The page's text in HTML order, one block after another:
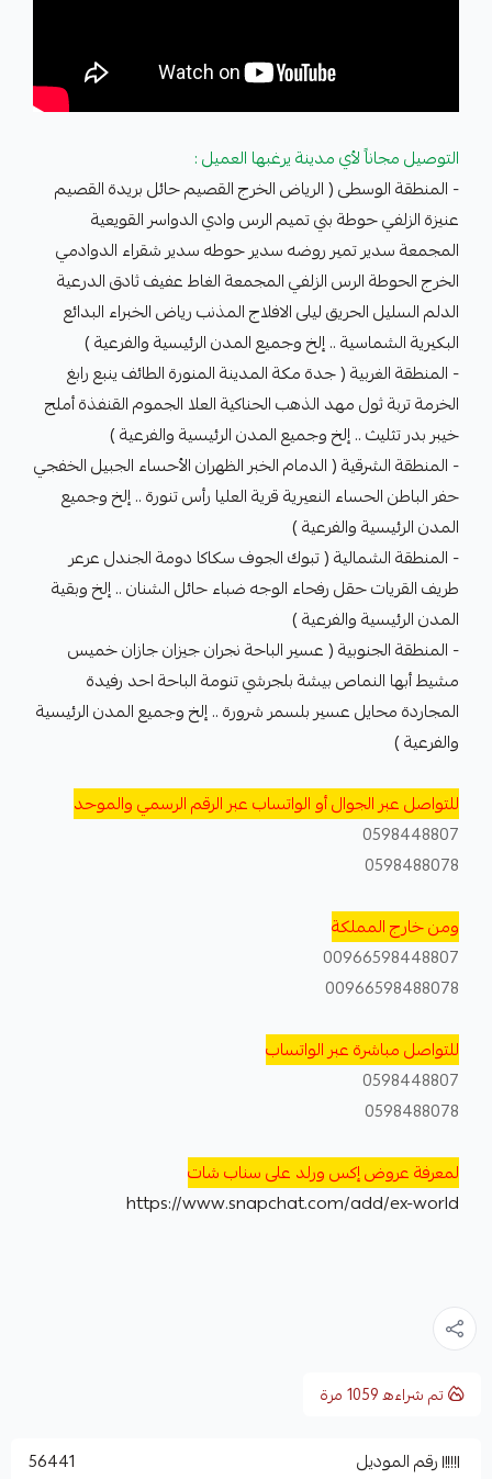
التوصيل مجاناً لأي مدينة يرغبها العميل :
- المنطقة الوسطى ( الرياض الخرج القصيم حائل بريدة القصيم
عنيزة الزلفي حوطة بني تميم الرس وادي الدواسر القويعية
المجمعة سدير تمير روضه سدير حوطه سدير شقراء الدوادمي
الخرج الحوطة الرس الزلفي المجمعة الغاط عفيف ثادق الدرعية
الدلم السليل الحريق ليلى الافلاج المذنب رياض الخبراء البدائع
البكيرية الشماسية .. إلخ وجميع المدن الرئيسية والفرعية )
- المنطقة الغربية ( جدة مكة المدينة المنورة الطائف ينبع رابغ
الخرمة تربة ثول مهد الذهب الحناكية العلا الجموم القنفذة أملج
خيبر بدر تثليث .. إلخ وجميع المدن الرئيسية والفرعية )
- المنطقة الشرقية ( الدمام الخبر الظهران الأحساء الجبيل الخفجي
حفر الباطن الحساء النعيرية قرية العليا رأس تنورة .. إلخ وجميع
المدن الرئيسية والفرعية )
- المنطقة الشمالية ( تبوك الجوف سكاكا دومة الجندل عرعر
طريف القريات حقل رفحاء الوجه ضباء حائل الشنان .. إلخ وبقية
المدن الرئيسية والفرعية )
- المنطقة الجنوبية ( عسير الباحة نجران جيزان جازان خميس
مشيط أبها النماص بيشة بلجرشي تنومة الباحة احد رفيدة
المجاردة محايل عسير بلسمر شرورة .. إلخ وجميع المدن الرئيسية
والفرعية )
للتواصل عبر الجوال أو الواتساب عبر الرقم الرسمي والموحد
0598448807
0598488078
ومن خارج المملكة
00966598448807
00966598488078
للتواصل مباشرة عبر الواتساب
0598448807
0598488078
لمعرفة عروض إكس ورلد على سناب شات
https://www.snapchat.com/add/ex-world
تم شراءه1059مرة
رقم الموديل 56441